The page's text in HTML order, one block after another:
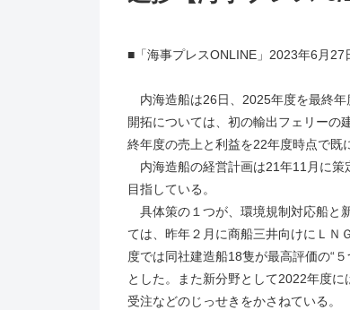
■「海事プレスONLINE」2023年6月27
内海造船は26日、2025年度を最終年
開拓については、初の輸出フェリーの
終年度の売上と利益を22年度時点で既
内海造船の経営計画は21年11月に策
目指している。
具体策の１つが、環境規制対応船と
ては、昨年２月に商船三井向けにＬＮ
度では同社建造船18隻が最高評価の“
とした。また新分野として2022年度
受注などのじっせきをかさねている。